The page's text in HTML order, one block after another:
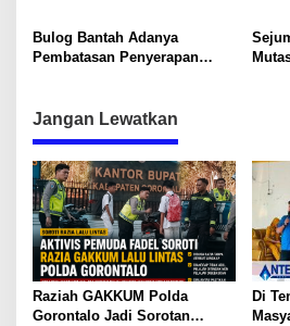
p
o
Tegas
Bulog Bantah Adanya
Pembatasan Penyerapan
Jangan Lewatkan
Raziah GAKKUM Polda
Gorontalo Jadi Sorotan
Di